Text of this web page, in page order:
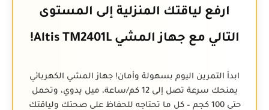
ارفع لياقتك المنزلية إلى المستوى
التالي مع جهاز المشي Altis TM2401L!
ابدأ التمرين اليوم بسهولة وأمان! جهاز المشي الكهربائي
يمنحك سرعة تصل إلى 12 كم/ساعة، ميل يدوي، وتحمل
حتى 100 كجم – كل ما تحتاجه للحفاظ على صحتك ولياقتك